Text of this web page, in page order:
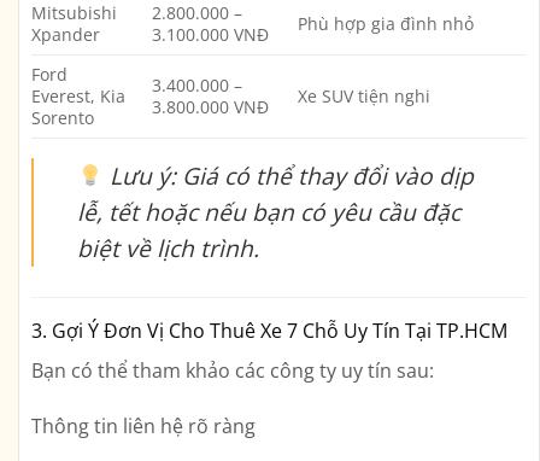
Mitsubishi
Xpander
2.800.000 –
3.100.000 VNĐ
Phù hợp gia đình nhỏ
Ford
Everest, Kia
Sorento
3.400.000 –
3.800.000 VNĐ
Xe SUV tiện nghi
Lưu ý: Giá có thể thay đổi vào dịp
lễ, tết hoặc nếu bạn có yêu cầu đặc
biệt về lịch trình.
3. Gợi Ý Đơn Vị Cho Thuê Xe 7 Chỗ Uy Tín Tại TP.HCM
Bạn có thể tham khảo các công ty uy tín sau:
Thông tin liên hệ rõ ràng